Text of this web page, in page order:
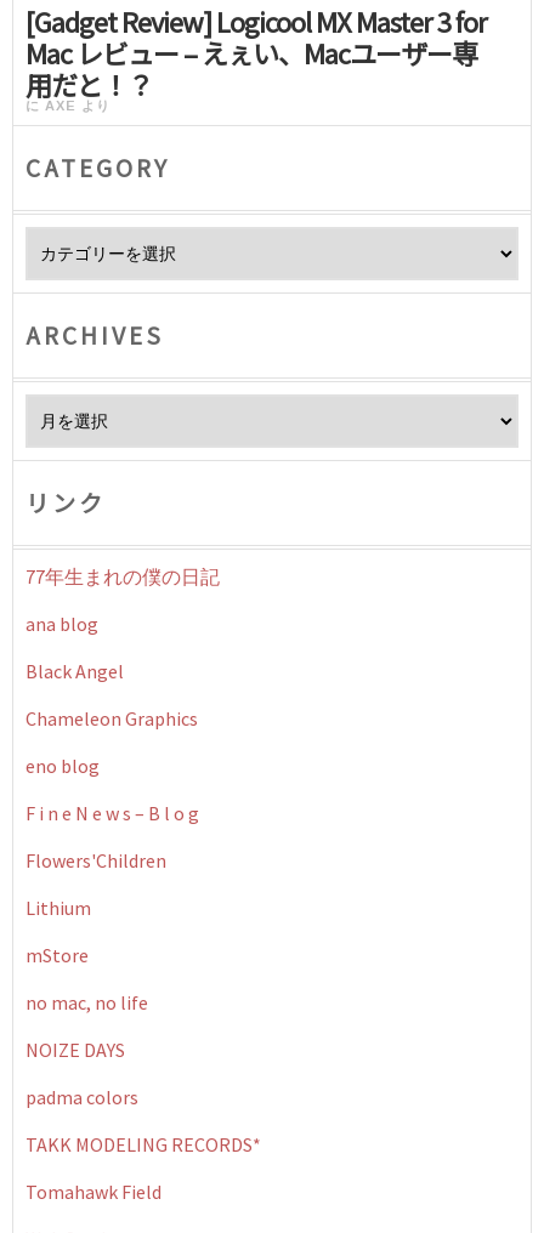
[Gadget Review] Logicool MX Master 3 for
Mac レビュー – えぇい、Macユーザー専
用だと！？
に AXE より
CATEGORY
ARCHIVES
リンク
77年生まれの僕の日記
ana blog
Black Angel
Chameleon Graphics
eno blog
F i n e N e w s – B l o g
Flowers'Children
Lithium
mStore
no mac, no life
NOIZE DAYS
padma colors
TAKK MODELING RECORDS*
Tomahawk Field